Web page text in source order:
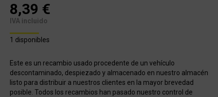
8,39 €
IVA incluido
1 disponibles
Este es un recambio usado procedente de un vehículo
descontaminado, despiezado y almacenado en nuestro almacén
listo para distribuir a nuestros clientes en la mayor brevedad
posible. Todos los recambios han pasado nuestro control de